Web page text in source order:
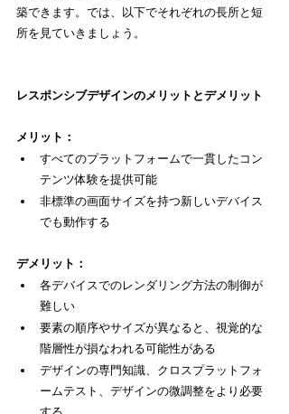
築できます。では、以下でそれぞれの長所と短
所を見ていきましょう。
レスポンシブデザインのメリットとデメリット
メリット：
すべてのプラットフォームで一貫したコン
テンツ体験を提供可能
非標準の画面サイズを持つ新しいデバイス
でも動作する
デメリット：
各デバイスでのレンダリング方法の制御が
難しい
要素の順序やサイズが異なると、視覚的な
階層性が損なわれる可能性がある
デザインの専門知識、クロスプラットフォ
ームテスト、デザインの微調整をより必要